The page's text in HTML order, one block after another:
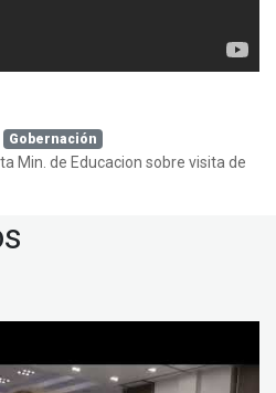
Gobernación
Min. de Educacion sobre visita de